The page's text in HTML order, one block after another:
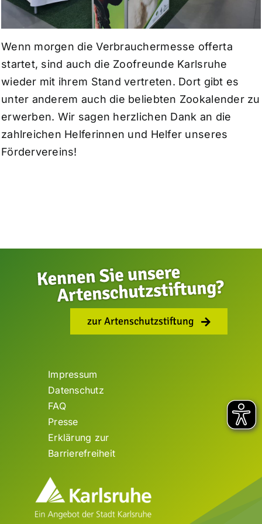
Wenn morgen die Verbrauchermesse offerta
startet, sind auch die Zoofreunde Karlsruhe
wieder mit ihrem Stand vertreten. Dort gibt es
unter anderem auch die beliebten Zookalender zu
erwerben. Wir sagen herzlichen Dank an die
zahlreichen Helferinnen und Helfer unseres
Fördervereins!
zur Artenschutzstiftung
Impressum
Datenschutz
FAQ
Presse
Erklärung zur
Barrierefreiheit